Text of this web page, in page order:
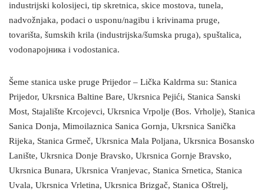
industrijski kolosijeci, tip skretnica, skice mostova, tunela,
nadvožnjaka, podaci o usponu/nagibu i krivinama pruge,
tovarišta, šumskih krila (industrijska/šumska pruga), spuštalica,
vodonapojника i vodostanica.
Šeme stanica uske pruge Prijedor – Lička Kaldrma su: Stanica
Prijedor, Ukrsnica Baltine Bare, Ukrsnica Pejići, Stanica Sanski
Most, Stajalište Krcojevci, Ukrsnica Vrpolje (Bos. Vrholje), Stanica
Sanica Donja, Mimoilaznica Sanica Gornja, Ukrsnica Sanička
Rijeka, Stanica Grmeč, Ukrsnica Mala Poljana, Ukrsnica Bosansko
Lanište, Ukrsnica Donje Bravsko, Ukrsnica Gornje Bravsko,
Ukrsnica Bunara, Ukrsnica Vranjevac, Stanica Srnetica, Stanica
Uvala, Ukrsnica Vrletina, Ukrsnica Brizgač, Stanica Oštrelj,